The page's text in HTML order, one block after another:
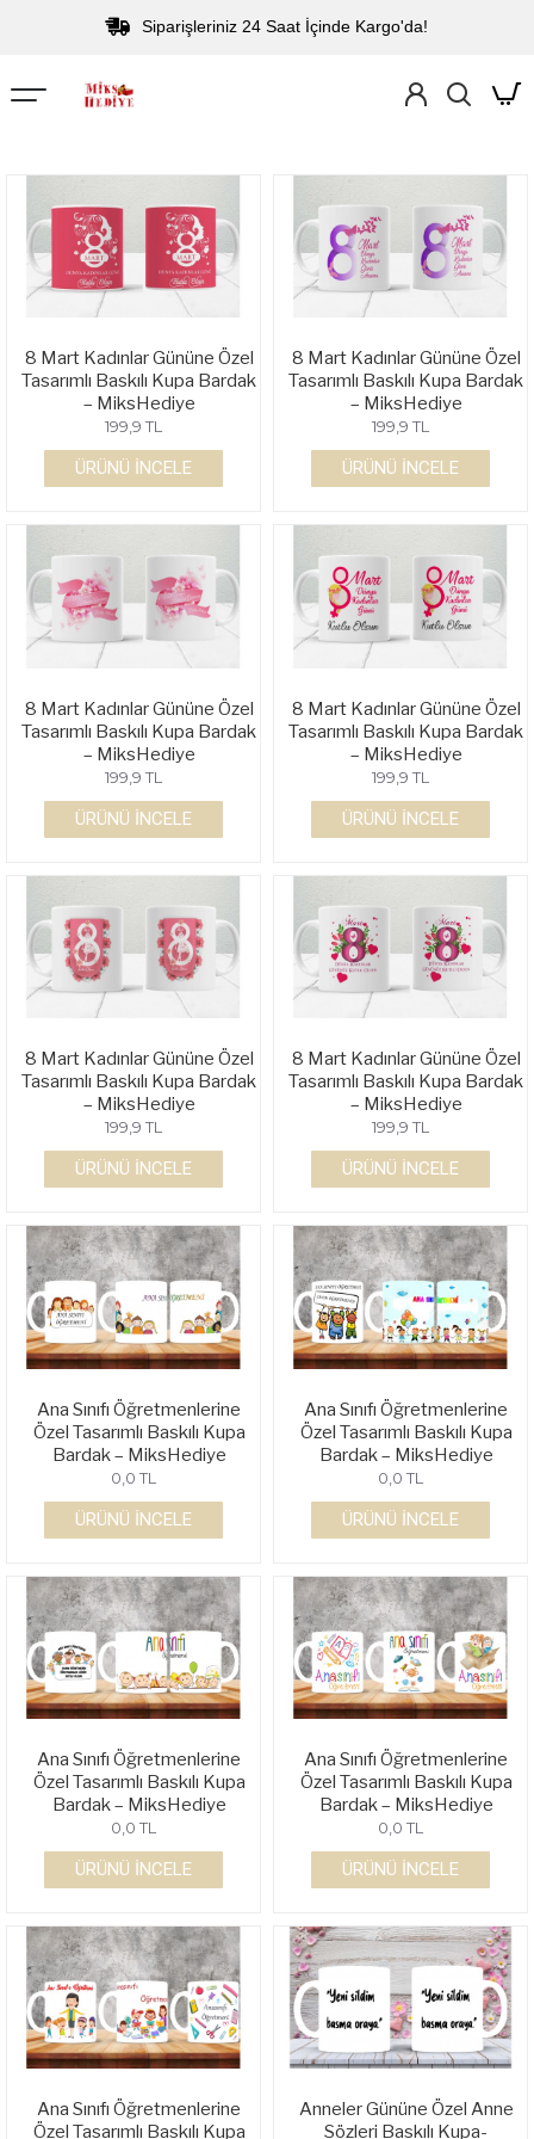
Siparişleriniz 24 Saat İçinde Kargo'da!
8 Mart Kadınlar Gününe Özel
Tasarımlı Baskılı Kupa Bardak
– MiksHediye
199,9 TL
ÜRÜNÜ İNCELE
8 Mart Kadınlar Gününe Özel
Tasarımlı Baskılı Kupa Bardak
– MiksHediye
199,9 TL
ÜRÜNÜ İNCELE
8 Mart Kadınlar Gününe Özel
Tasarımlı Baskılı Kupa Bardak
– MiksHediye
199,9 TL
ÜRÜNÜ İNCELE
8 Mart Kadınlar Gününe Özel
Tasarımlı Baskılı Kupa Bardak
– MiksHediye
199,9 TL
ÜRÜNÜ İNCELE
8 Mart Kadınlar Gününe Özel
Tasarımlı Baskılı Kupa Bardak
– MiksHediye
199,9 TL
ÜRÜNÜ İNCELE
8 Mart Kadınlar Gününe Özel
Tasarımlı Baskılı Kupa Bardak
– MiksHediye
199,9 TL
ÜRÜNÜ İNCELE
Ana Sınıfı Öğretmenlerine
Özel Tasarımlı Baskılı Kupa
Bardak – MiksHediye
0,0 TL
ÜRÜNÜ İNCELE
Ana Sınıfı Öğretmenlerine
Özel Tasarımlı Baskılı Kupa
Bardak – MiksHediye
0,0 TL
ÜRÜNÜ İNCELE
Ana Sınıfı Öğretmenlerine
Özel Tasarımlı Baskılı Kupa
Bardak – MiksHediye
0,0 TL
ÜRÜNÜ İNCELE
Ana Sınıfı Öğretmenlerine
Özel Tasarımlı Baskılı Kupa
Bardak – MiksHediye
0,0 TL
ÜRÜNÜ İNCELE
Ana Sınıfı Öğretmenlerine
Özel Tasarımlı Baskılı Kupa
Anneler Gününe Özel Anne
Sözleri Baskılı Kupa-